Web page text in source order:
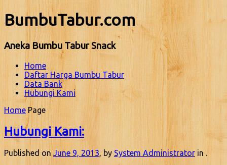
BumbuTabur.com
Aneka Bumbu Tabur Snack
Home
Daftar Harga Bumbu Tabur
Data Bank
Hubungi Kami
Home Page
Hubungi Kami:
Published on June 9, 2013, by System Administrator in .